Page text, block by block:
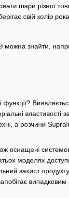
шари різної
свій колір
можна знайти,
властивості
а розчини
оснащені
моделях
захист